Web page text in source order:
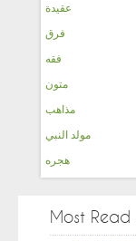
عقيدة
فرق
فقه
متون
مذاهب
مولد النبي
هجره
Most Read